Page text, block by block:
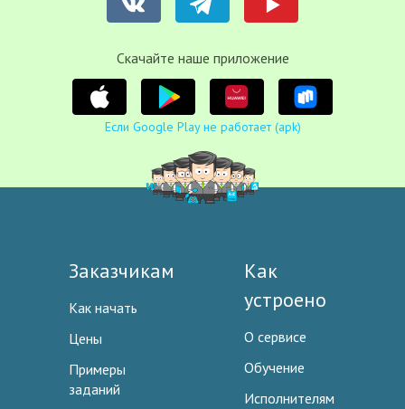
Cкачайте наше приложение
Если Google Play не работает (apk)
Заказчикам
Как начать
Цены
Примеры
заданий
Как
устроено
О сервисе
Обучение
Исполнителям